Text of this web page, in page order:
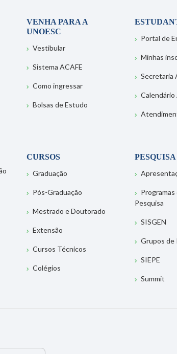
VENHA PARA A
UNOESC
Vestibular
Sistema ACAFE
Como ingressar
Bolsas de Estudo
Portal de
Minhas
Secretaria
Calendário
CURSOS
Graduação
Pós-Graduação
Mestrado e Doutorado
Extensão
Cursos Técnicos
Colégios
PESQUISA
Pesquisa
SISGEN
Grupos de
SIEPE
Summit